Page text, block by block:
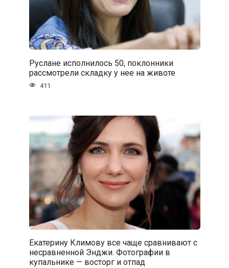
Руслане исполнилось 50, поклонники
рассмотрели складку у нее на животе
411
Екатерину Климову все чаще сравнивают с
несравненной Энджи. Фотографии в
купальнике — восторг и отпад